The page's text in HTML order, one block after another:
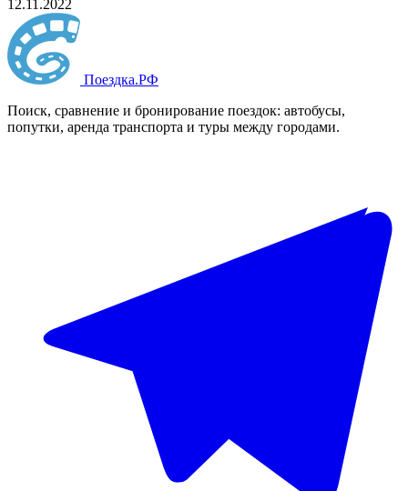
12.11.2022
Поездка.РФ
Поиск, сравнение и бронирование поездок: автобусы,
попутки, аренда транспорта и туры между городами.